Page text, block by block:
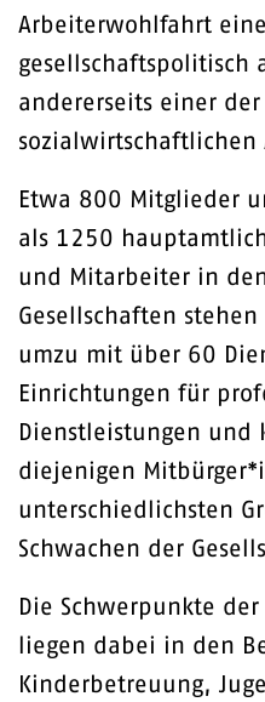
Arbeiterwohlfahrt
gesellschaftspolitisch
andererseits einer
sozialwirtschaftlichen
Etwa 800 Mitglieder
als 1250
und Mitarbeiter in
Gesellschaften
umzu mit über 60
Einrichtungen für
Dienstleistungen und
diejenigen
unterschiedlichsten
Schwachen der
Die Schwerpunkte der
liegen dabei in den
Kinderbetreuung,